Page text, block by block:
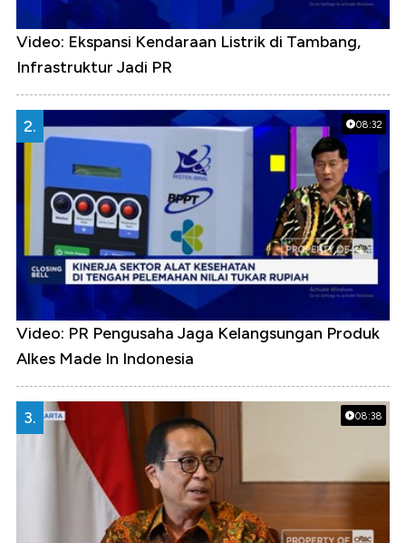
Video: Ekspansi Kendaraan Listrik di Tambang,
Infrastruktur Jadi PR
08:32
2.
Video: PR Pengusaha Jaga Kelangsungan Produk
Alkes Made In Indonesia
08:38
3.